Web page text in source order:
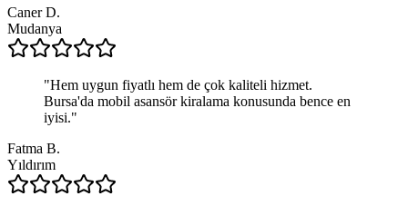
Caner D.
Mudanya
"Hem uygun fiyatlı hem de çok kaliteli hizmet.
Bursa'da mobil asansör kiralama konusunda bence en
iyisi."
Fatma B.
Yıldırım